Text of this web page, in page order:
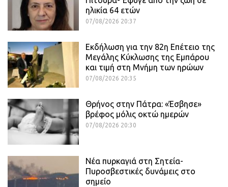
ηλικία 64 ετών
07/08/2026 20:37
Εκδήλωση για την 82η Επέτειο της
Μεγάλης Κύκλωσης της Εμπάρου
και τιμή στη Μνήμη των ηρώων
07/08/2026 20:35
Θρήνος στην Πάτρα: «Έσβησε»
βρέφος μόλις οκτώ ημερών
07/08/2026 20:30
Νέα πυρκαγιά στη Σητεία-
Πυροσβεστικές δυνάμεις στο
σημείο